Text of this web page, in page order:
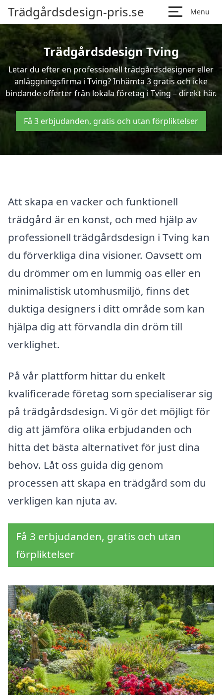
Trädgårdsdesign-pris.se Menu
Trädgårdsdesign Tving
Letar du efter en professionell trädgårdsdesigner eller
anläggningsfirma i Tving? Inhämta 3 gratis och icke
bindande offerter från lokala företag i Tving – direkt här.
Få 3 erbjudanden, gratis och utan förpliktelser
Att skapa en vacker och funktionell
trädgård är en konst, och med hjälp av
professionell trädgårdsdesign i Tving kan
du förverkliga dina visioner. Oavsett om
du drömmer om en lummig oas eller en
minimalistisk utomhusmiljö, finns det
duktiga designers i ditt område som kan
hjälpa dig att förvandla din dröm till
verklighet.
På vår plattform hittar du enkelt
kvalificerade företag som specialiserar sig
på trädgårdsdesign. Vi gör det möjligt för
dig att jämföra olika erbjudanden och
hitta det bästa alternativet för just dina
behov. Låt oss guida dig genom
processen att skapa en trädgård som du
verkligen kan njuta av.
Få 3 erbjudanden, gratis och utan
förpliktelser